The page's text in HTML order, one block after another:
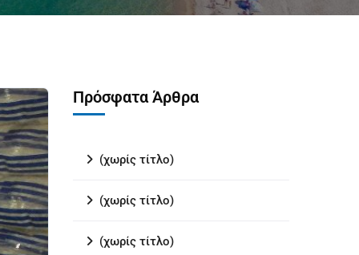
Πρόσφατα Άρθρα
(χωρίς τίτλο)
(χωρίς τίτλο)
(χωρίς τίτλο)